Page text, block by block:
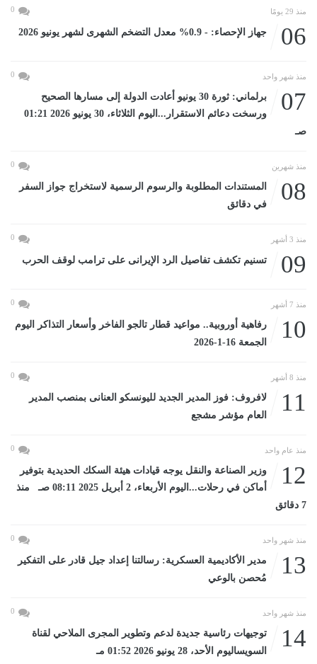
منذ 29 يومًا 0
06 جهاز الإحصاء: - 0.9% معدل التضخم الشهرى لشهر يونيو 2026
منذ شهر واحد 0
07
برلماني: ثورة 30 يونيو أعادت الدولة إلى مسارها الصحيح
ورسخت دعائم الاستقرار...اليوم الثلاثاء، 30 يونيو 2026 01:21
صـ
منذ شهرين 0
08
المستندات المطلوبة والرسوم الرسمية لاستخراج جواز السفر
في دقائق
منذ 3 أشهر 0
09 تسنيم تكشف تفاصيل الرد الإيرانى على ترامب لوقف الحرب
منذ 7 أشهر 0
10
رفاهية أوروبية.. مواعيد قطار تالجو الفاخر وأسعار التذاكر اليوم
الجمعة 16-1-2026
منذ 8 أشهر 0
11
لافروف: فوز المدير الجديد لليونسكو العنانى بمنصب المدير
العام مؤشر مشجع
منذ عام واحد 0
12
وزير الصناعة والنقل يوجه قيادات هيئة السكك الحديدية بتوفير
أماكن في رحلات...اليوم الأربعاء، 2 أبريل 2025 08:11 صـ منذ
7 دقائق
منذ شهر واحد 0
13
مدير الأكاديمية العسكرية: رسالتنا إعداد جيل قادر على التفكير
مُحصن بالوعي
منذ شهر واحد 0
14
توجيهات رئاسية جديدة لدعم وتطوير المجرى الملاحي لقناة
السويساليوم الأحد، 28 يونيو 2026 01:52 مـ